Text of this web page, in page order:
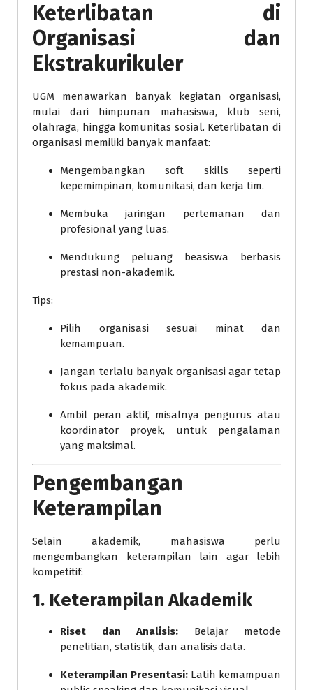
Keterlibatan di
Organisasi dan
Ekstrakurikuler
UGM menawarkan banyak kegiatan organisasi,
mulai dari himpunan mahasiswa, klub seni,
olahraga, hingga komunitas sosial. Keterlibatan di
organisasi memiliki banyak manfaat:
Mengembangkan soft skills seperti
kepemimpinan, komunikasi, dan kerja tim.
Membuka jaringan pertemanan dan
profesional yang luas.
Mendukung peluang beasiswa berbasis
prestasi non-akademik.
Tips:
Pilih organisasi sesuai minat dan
kemampuan.
Jangan terlalu banyak organisasi agar tetap
fokus pada akademik.
Ambil peran aktif, misalnya pengurus atau
koordinator proyek, untuk pengalaman
yang maksimal.
Pengembangan
Keterampilan
Selain akademik, mahasiswa perlu
mengembangkan keterampilan lain agar lebih
kompetitif:
1. Keterampilan Akademik
Riset dan Analisis: Belajar metode
penelitian, statistik, dan analisis data.
Keterampilan Presentasi: Latih kemampuan